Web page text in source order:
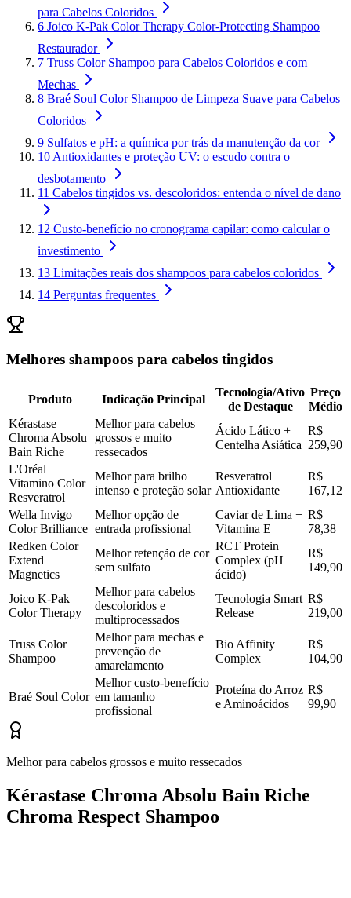
para Cabelos Coloridos
6 Joico K-Pak Color Therapy Color-Protecting Shampoo
Restaurador
7 Truss Color Shampoo para Cabelos Coloridos e com
Mechas
8 Braé Soul Color Shampoo de Limpeza Suave para Cabelos
Coloridos
9 Sulfatos e pH: a química por trás da manutenção da cor
10 Antioxidantes e proteção UV: o escudo contra o
desbotamento
11 Cabelos tingidos vs. descoloridos: entenda o nível de dano
12 Custo-benefício no cronograma capilar: como calcular o
investimento
13 Limitações reais dos shampoos para cabelos coloridos
14 Perguntas frequentes
Melhores shampoos para cabelos tingidos
Produto Indicação Principal
Tecnologia/Ativo
de Destaque
Preço
Médio
Kérastase
Chroma Absolu
Bain Riche
Melhor para cabelos
grossos e muito
ressecados
Ácido Lático +
Centelha Asiática
R$
259,90
L'Oréal
Vitamino Color
Resveratrol
Melhor para brilho
intenso e proteção solar
Resveratrol
Antioxidante
R$
167,12
Wella Invigo
Color Brilliance
Melhor opção de
entrada profissional
Caviar de Lima +
Vitamina E
R$
78,38
Redken Color
Extend
Magnetics
Melhor retenção de cor
sem sulfato
RCT Protein
Complex (pH
ácido)
R$
149,90
Joico K-Pak
Color Therapy
Melhor para cabelos
descoloridos e
multiprocessados
Tecnologia Smart
Release
R$
219,00
Truss Color
Shampoo
Melhor para mechas e
prevenção de
amarelamento
Bio Affinity
Complex
R$
104,90
Braé Soul Color
Melhor custo-benefício
em tamanho
profissional
Proteína do Arroz
e Aminoácidos
R$
99,90
Melhor para cabelos grossos e muito ressecados
Kérastase Chroma Absolu Bain Riche
Chroma Respect Shampoo